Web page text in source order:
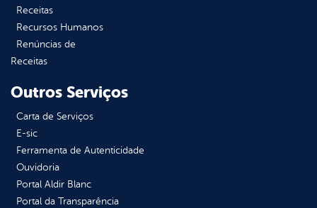
Receitas
Recursos Humanos
Renúncias de
Receitas
Outros Serviços
Carta de Serviços
E-sic
Ferramenta de Autenticidade
Ouvidoria
Portal Aldir Blanc
Portal da Transparência